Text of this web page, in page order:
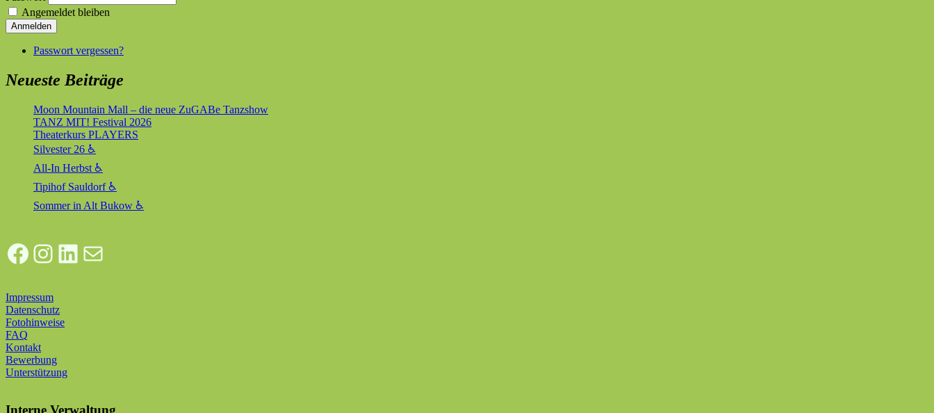
Angemeldet bleiben
Anmelden
Passwort vergessen?
Neueste Beiträge
Moon Mountain Mall – die neue ZuGABe Tanzshow
TANZ MIT! Festival 2026
Theaterkurs PLAYERS
Silvester 26 ♿
All-In Herbst ♿
Tipihof Sauldorf ♿
Sommer in Alt Bukow ♿
Facebook
Instagram
LinkedIn
E-Mail
Impressum
Datenschutz
Fotohinweise
FAQ
Kontakt
Bewerbung
Unterstützung